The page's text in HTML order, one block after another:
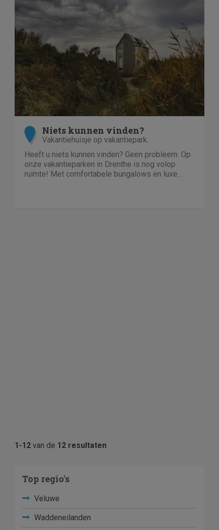
Niets kunnen vinden?
Vakantiehuisje op vakantiepark.
Heeft u niets kunnen vinden? Geen probleem. Op
onze vakantieparken in Drenthe is nog volop
ruimte! Met comfortabele bungalows en luxe
1-12 van de 12 resultaten
Top regio's
Veluwe
Waddeneilanden